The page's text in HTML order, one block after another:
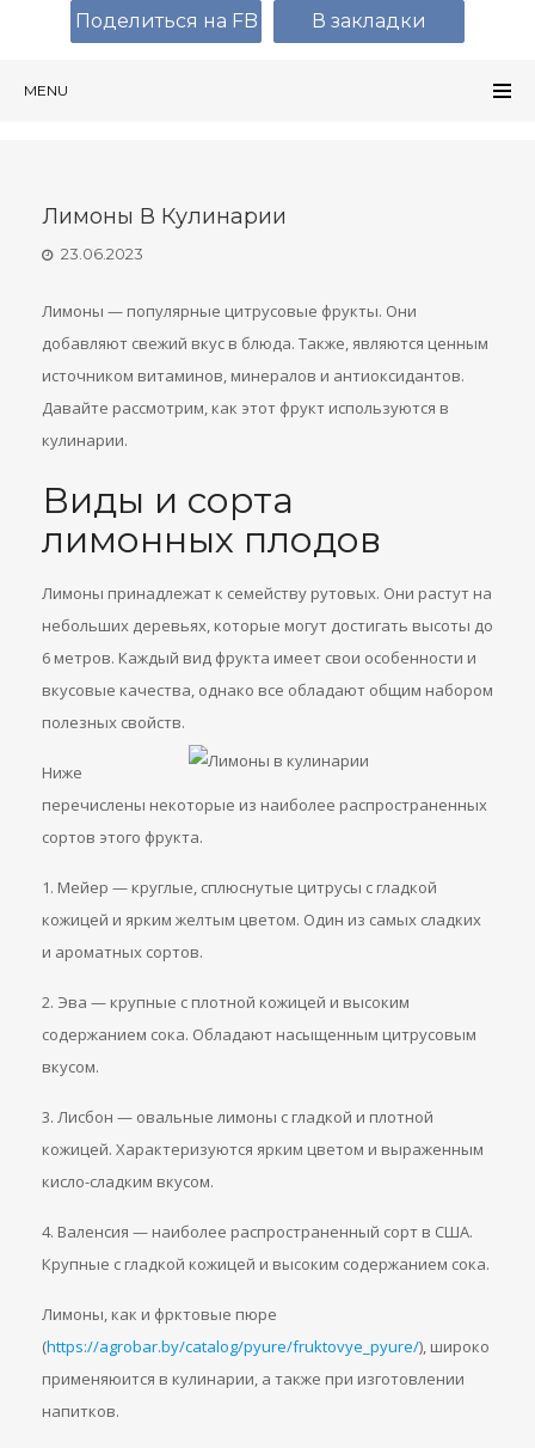
MENU
Лимоны В Кулинарии
23.06.2023
Лимоны — популярные цитрусовые фрукты. Они
добавляют свежий вкус в блюда. Также, являются ценным
источником витаминов, минералов и антиоксидантов.
Давайте рассмотрим, как этот фрукт используются в
кулинарии.
Виды и сорта
лимонных плодов
Лимоны принадлежат к семейству рутовых. Они растут на
небольших деревьях, которые могут достигать высоты до
6 метров. Каждый вид фрукта имеет свои особенности и
вкусовые качества, однако все обладают общим набором
полезных свойств.
Ниже
перечислены некоторые из наиболее распространенных
сортов этого фрукта.
1. Мейер — круглые, сплюснутые цитрусы с гладкой
кожицей и ярким желтым цветом. Один из самых сладких
и ароматных сортов.
2. Эва — крупные с плотной кожицей и высоким
содержанием сока. Обладают насыщенным цитрусовым
вкусом.
3. Лисбон — овальные лимоны с гладкой и плотной
кожицей. Характеризуются ярким цветом и выраженным
кисло-сладким вкусом.
4. Валенсия — наиболее распространенный сорт в США.
Крупные с гладкой кожицей и высоким содержанием сока.
Лимоны, как и фрктовые пюре
(https://agrobar.by/catalog/pyure/fruktovye_pyure/), широко
применяюится в кулинарии, а также при изготовлении
напитков.
Поделиться на FB В закладки